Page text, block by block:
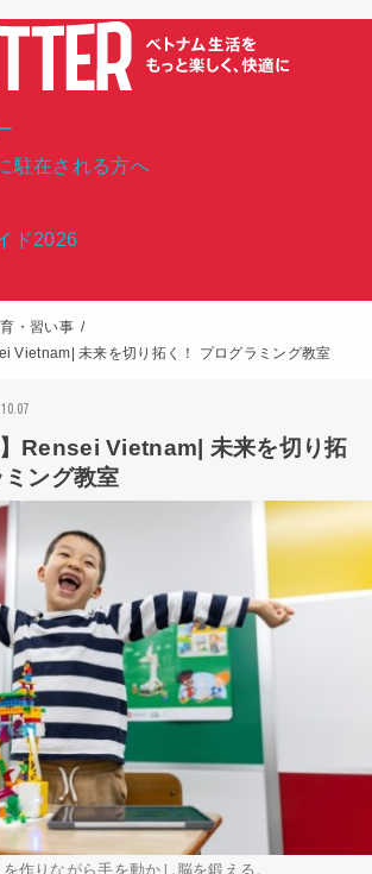
駐在される方へ
ド2026
・習い事
Vietnam| 未来を切り拓く！ プログラミング教室
】Rensei Vietnam| 未来を切り拓
ミング教室
作りながら手を動かし脳を鍛える。